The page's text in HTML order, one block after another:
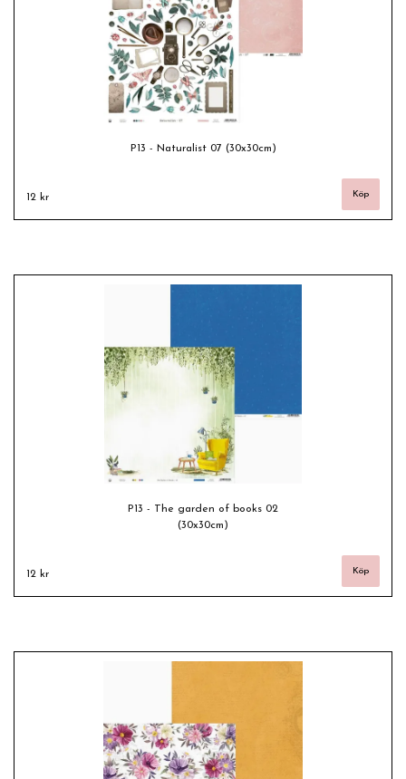
P13 - Naturalist 07 (30x30cm)
12 kr
P13 - The garden of books 02
(30x30cm)
12 kr